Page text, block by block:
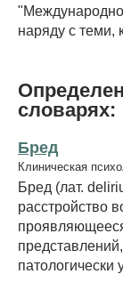
наряду с теми,
словарях:
Бред
Клиническая
Бред (лат.
расстройство
патологически